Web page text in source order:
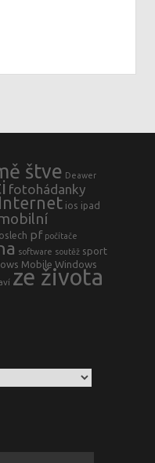
štve Deawer
fotohádanky
Internet ios ipad
pf počítače
software soutěž sport
Mobile Windows
ze života